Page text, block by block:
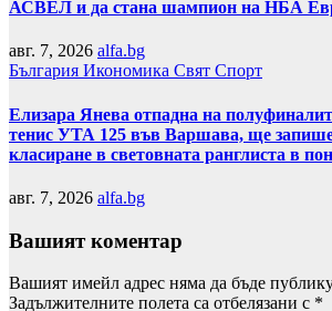
АСВЕЛ и да стана шампион на НБА
авг. 7, 2026 alfa.bg
България Икономика Свят Спорт
Елизара Янева отпадна на
тенис УТА 125 във Варшава, ще
класиране в световната ранглиста в
авг. 7, 2026 alfa.bg
Вашият коментар
Вашият имейл адрес няма да бъде
Задължителните полета са отбелязани с *